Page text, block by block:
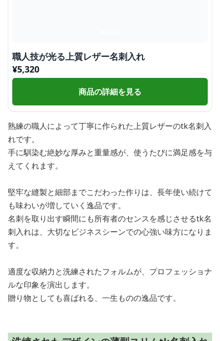
職人技が光る上質レザー名刺入れ
¥5,320
商品の詳細を見る
熟練の職人によって丁寧に作られた上質レザーのtk名刺入
れです。
手に馴染む絶妙な厚みと重量感が、使うたびに満足感を与
えてくれます。
堅牢な縫製と細部までこだわった作りは、長年使い続けて
も味わいが増していく逸品です。
名刺を取り出す瞬間にも所有者のセンスを感じさせるtk名
刺入れは、大切なビジネスシーンでの心強い味方になりま
す。
適度な収納力と洗練されたフォルムが、プロフェッショナ
ルな印象を演出します。
贈り物としても喜ばれる、一生ものの逸品です。